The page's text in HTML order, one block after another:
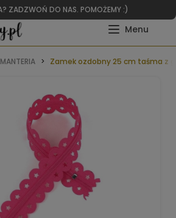
ZADZWOŃ DO NAS. POMOŻEMY :)
Zamek ozdobny 25 cm taśma z